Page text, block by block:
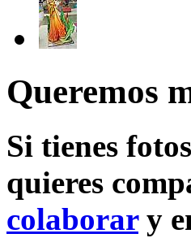
Queremos
Si tienes
quieres
colaborary